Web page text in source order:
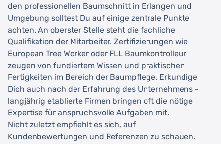
den professionellen Baumschnitt in Erlangen und
Umgebung solltest Du auf einige zentrale Punkte
achten. An oberster Stelle steht die fachliche
Qualifikation der Mitarbeiter. Zertifizierungen wie
European Tree Worker oder FLL Baumkontrolleur
zeugen von fundiertem Wissen und praktischen
Fertigkeiten im Bereich der Baumpflege. Erkundige
Dich auch nach der Erfahrung des Unternehmens -
langjährig etablierte Firmen bringen oft die nötige
Expertise für anspruchsvolle Aufgaben mit.
Nicht zuletzt empfiehlt es sich, auf
Kundenbewertungen und Referenzen zu schauen.